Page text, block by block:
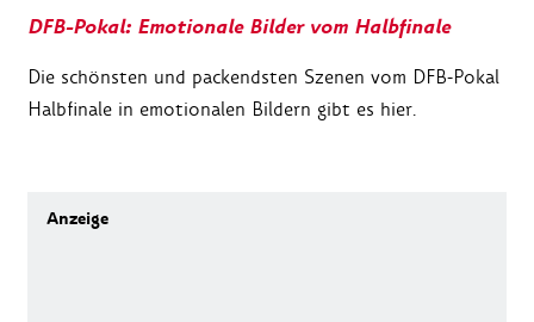
DFB-Pokal: Emotionale Bilder vom Halbfinale
Die schönsten und packendsten Szenen vom DFB-Pokal
Halbfinale in emotionalen Bildern gibt es hier.